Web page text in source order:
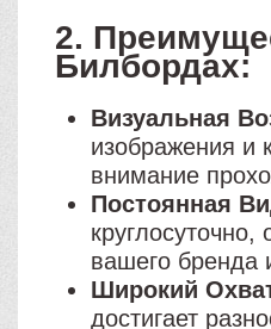
2.
Билбордах:
Визуальная
изображения и
внимание
Постоянная
вашего бренда
Широкий
достигает